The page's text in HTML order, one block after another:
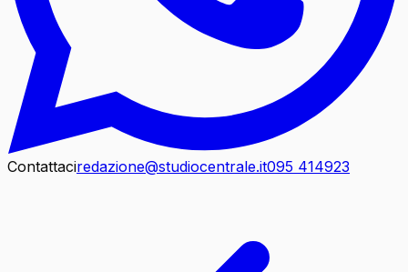
Contattaciredazione@studiocentrale.it095 414923